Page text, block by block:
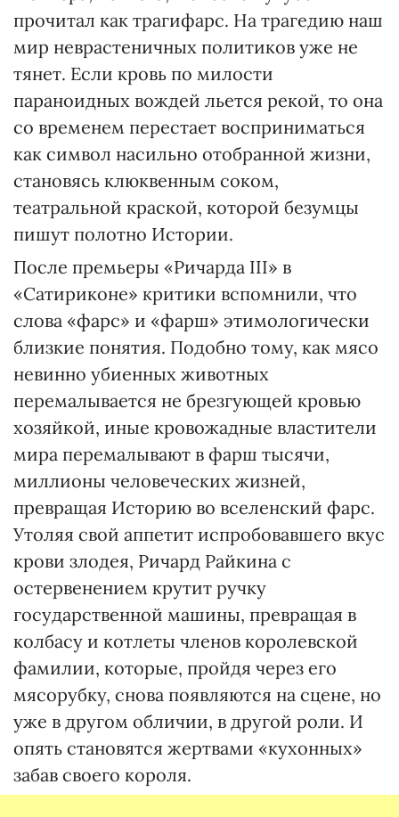
прочитал как трагифарс. На трагедию наш
мир неврастеничных политиков уже не
тянет. Если кровь по милости
параноидных вождей льется рекой, то она
со временем перестает восприниматься
как символ насильно отобранной жизни,
становясь клюквенным соком,
театральной краской, которой безумцы
пишут полотно Истории.
После премьеры «Ричарда ІІІ» в
«Сатириконе» критики вспомнили, что
слова «фарс» и «фарш» этимологически
близкие понятия. Подобно тому, как мясо
невинно убиенных животных
перемалывается не брезгующей кровью
хозяйкой, иные кровожадные властители
мира перемалывают в фарш тысячи,
миллионы человеческих жизней,
превращая Историю во вселенский фарс.
Утоляя свой аппетит испробовавшего вкус
крови злодея, Ричард Райкина с
остервенением крутит ручку
государственной машины, превращая в
колбасу и котлеты членов королевской
фамилии, которые, пройдя через его
мясорубку, снова появляются на сцене, но
уже в другом обличии, в другой роли. И
опять становятся жертвами «кухонных»
забав своего короля.